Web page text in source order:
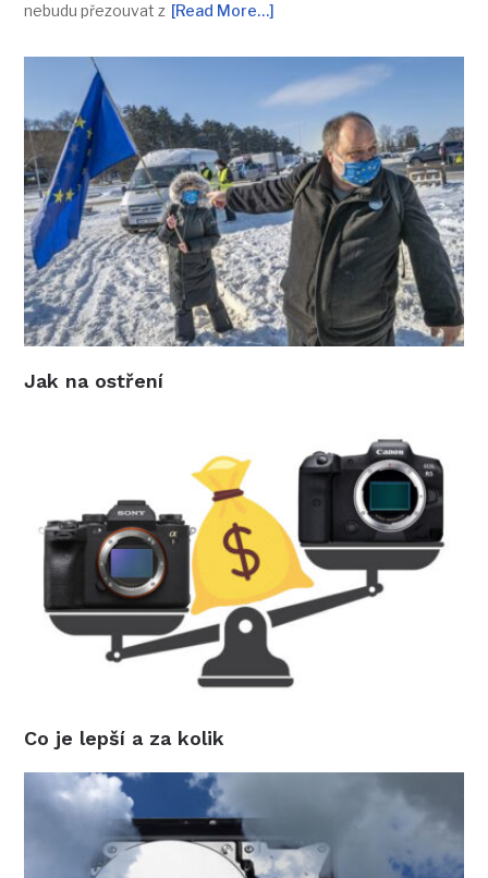
nebudu přezouvat z [Read More…]
Jak na ostření
Co je lepší a za kolik